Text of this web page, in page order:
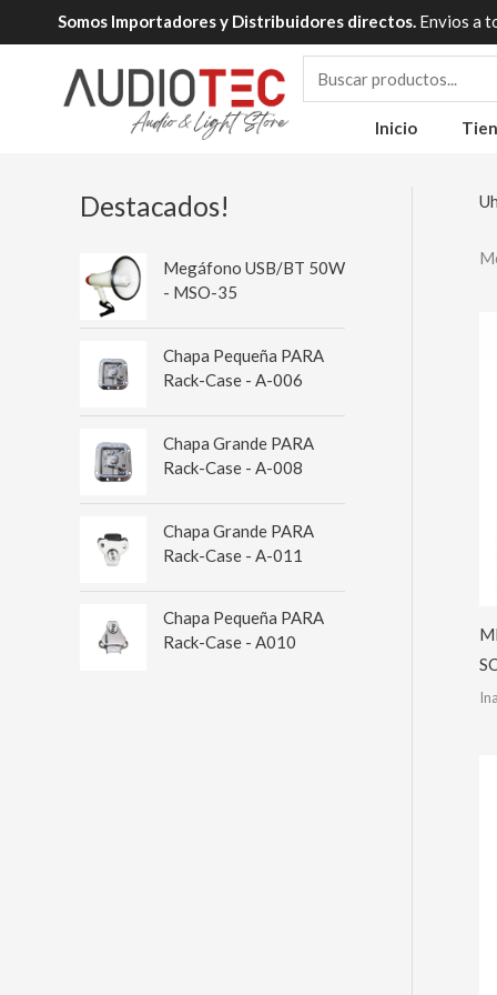
al
Somos Importadores y Distribuidores directos. Envios a
Inicio
Destacados!
Megáfono USB/BT 50W
- MSO-35
Chapa Pequeña PARA
Rack-Case - A-006
Chapa Grande PARA
Rack-Case - A-008
Chapa Grande PARA
Rack-Case - A-011
Chapa Pequeña PARA
Rack-Case - A010